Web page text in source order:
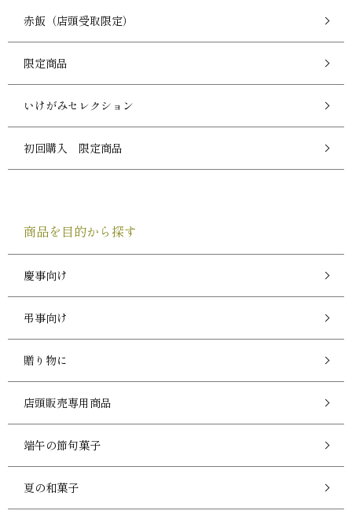
赤飯（店頭受取限定）
限定商品
いけがみセレクション
初回購入 限定商品
商品を目的から探す
慶事向け
弔事向け
贈り物に
店頭販売専用商品
端午の節句菓子
夏の和菓子